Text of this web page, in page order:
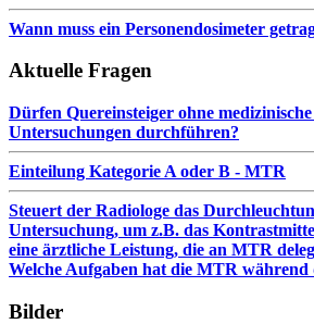
Wann muss ein Personendosimeter
Aktuelle Fragen
Dürfen Quereinsteiger ohne
Untersuchungen durchführen?
Einteilung Kategorie A oder B - MTR
Steuert der Radiologe das
Untersuchung, um z.B. das
eine ärztliche Leistung, die an MTR
Welche Aufgaben hat die MTR
Bilder